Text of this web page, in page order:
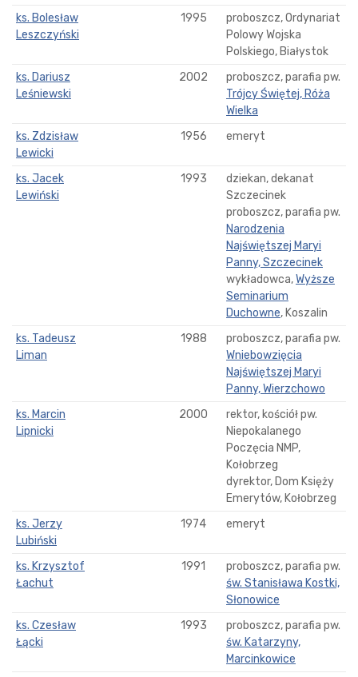
ks. Bolesław
Leszczyński
1995
proboszcz, Ordynariat
Polowy Wojska
Polskiego, Białystok
ks. Dariusz
Leśniewski
2002
proboszcz, parafia pw.
Trójcy Świętej, Róża
Wielka
ks. Zdzisław
Lewicki
1956 emeryt
ks. Jacek
Lewiński
1993
dziekan, dekanat
Szczecinek
proboszcz, parafia pw.
Narodzenia
Najświętszej Maryi
Panny, Szczecinek
wykładowca,Wyższe
Seminarium
Duchowne, Koszalin
ks. Tadeusz
Liman
1988
proboszcz, parafia pw.
Wniebowzięcia
Najświętszej Maryi
Panny, Wierzchowo
ks. Marcin
Lipnicki
2000
rektor, kościół pw.
Niepokalanego
Poczęcia NMP,
Kołobrzeg
dyrektor, Dom Księży
Emerytów, Kołobrzeg
ks. Jerzy
Lubiński
1974 emeryt
ks. Krzysztof
Łachut
1991
proboszcz, parafia pw.
św. Stanisława Kostki,
Słonowice
ks. Czesław
Łącki
1993
proboszcz, parafia pw.
św. Katarzyny,
Marcinkowice